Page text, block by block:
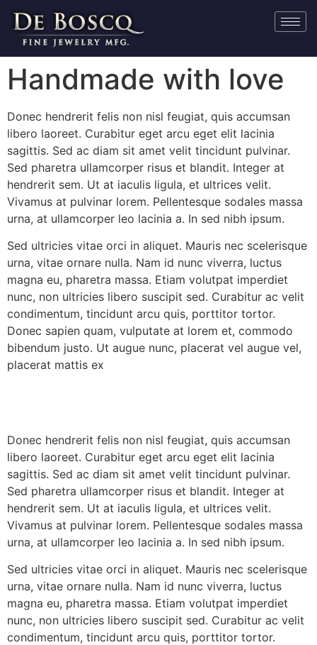
Handmade with love
Donec hendrerit felis non nisl feugiat, quis accumsan
libero laoreet. Curabitur eget arcu eget elit lacinia
sagittis. Sed ac diam sit amet velit tincidunt pulvinar.
Sed pharetra ullamcorper risus et blandit. Integer at
hendrerit sem. Ut at iaculis ligula, et ultrices velit.
Vivamus at pulvinar lorem. Pellentesque sodales massa
urna, at ullamcorper leo lacinia a. In sed nibh ipsum.
Sed ultricies vitae orci in aliquet. Mauris nec scelerisque
urna, vitae ornare nulla. Nam id nunc viverra, luctus
magna eu, pharetra massa. Etiam volutpat imperdiet
nunc, non ultricies libero suscipit sed. Curabitur ac velit
condimentum, tincidunt arcu quis, porttitor tortor.
Donec sapien quam, vulputate at lorem et, commodo
bibendum justo. Ut augue nunc, placerat vel augue vel,
placerat mattis ex
Donec hendrerit felis non nisl feugiat, quis accumsan
libero laoreet. Curabitur eget arcu eget elit lacinia
sagittis. Sed ac diam sit amet velit tincidunt pulvinar.
Sed pharetra ullamcorper risus et blandit. Integer at
hendrerit sem. Ut at iaculis ligula, et ultrices velit.
Vivamus at pulvinar lorem. Pellentesque sodales massa
urna, at ullamcorper leo lacinia a. In sed nibh ipsum.
Sed ultricies vitae orci in aliquet. Mauris nec scelerisque
urna, vitae ornare nulla. Nam id nunc viverra, luctus
magna eu, pharetra massa. Etiam volutpat imperdiet
nunc, non ultricies libero suscipit sed. Curabitur ac velit
condimentum, tincidunt arcu quis, porttitor tortor.